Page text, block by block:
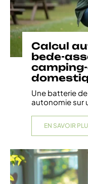
Calcul
bede-
Une batterie
autonomie sur
EN SAVOIR